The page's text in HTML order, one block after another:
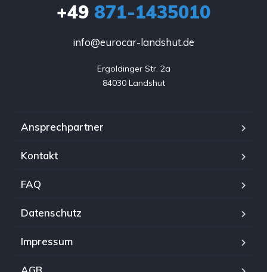
+49 871-1435010
info@eurocar-landshut.de
Ergoldinger Str. 2a
84030 Landshut
Ansprechpartner
Kontakt
FAQ
Datenschutz
Impressum